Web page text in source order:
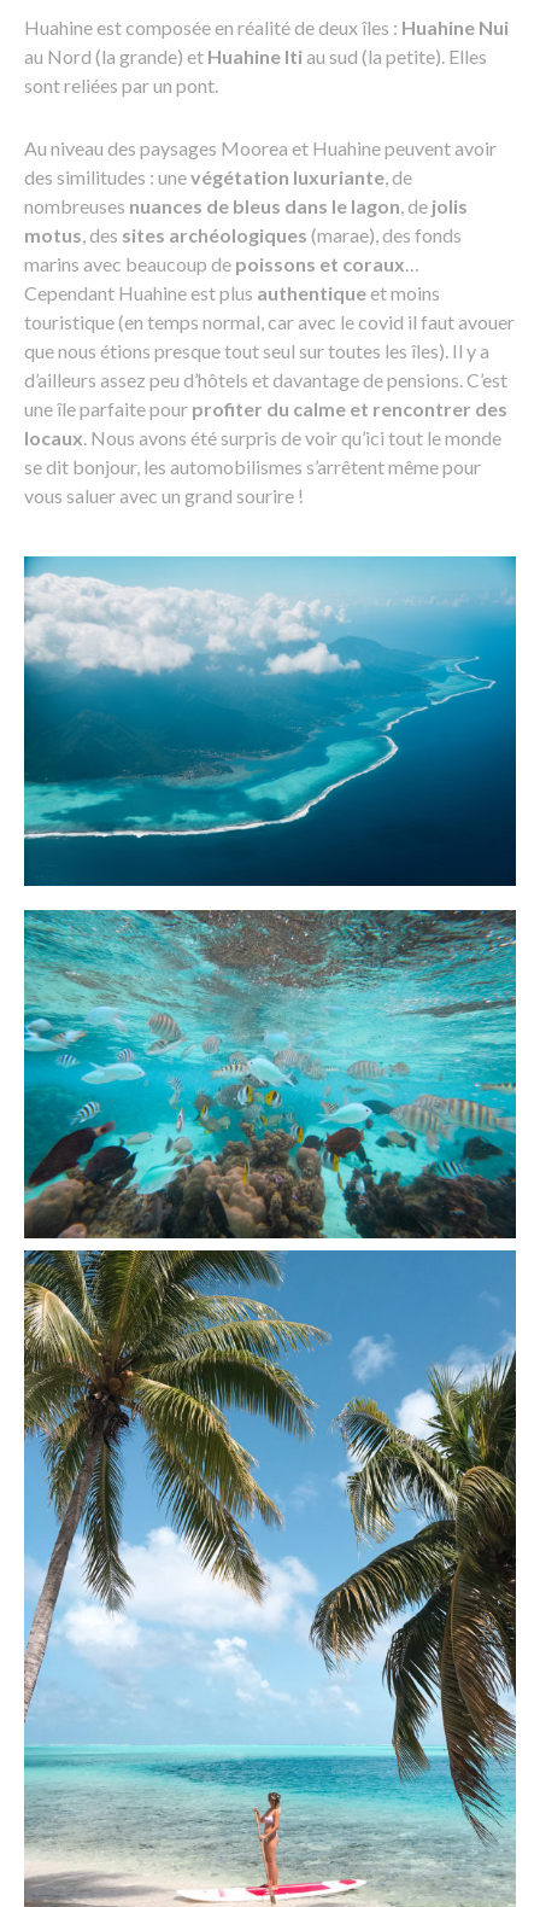
Huahine est composée en réalité de deux îles : Huahine Nui
au Nord (la grande) et Huahine Itiau sud (la petite). Elles
sont reliées par un pont.
Au niveau des paysages Moorea et Huahine peuvent avoir
des similitudes : unevégétation luxuriante, de
nombreuses nuances de bleus dans le lagon, de jolis
motus, des sites archéologiques (marae), des fonds
marins avec beaucoup de poissons et coraux…
Cependant Huahine est plus authentiqueet moins
touristique (en temps normal, car avec le covid il faut avouer
que nous étions presque tout seul sur toutes les îles). Il y a
d’ailleurs assez peu d’hôtels et davantage de pensions. C’est
une île parfaite pour profiter du calme et rencontrer des
locaux. Nous avons été surpris de voir qu’ici tout le monde
se dit bonjour, les automobilismes s’arrêtent même pour
vous saluer avec un grand sourire !